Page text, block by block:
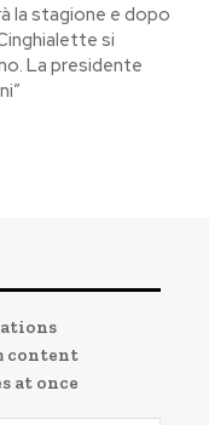
la stagione e dopo
si
La presidente
content
at once